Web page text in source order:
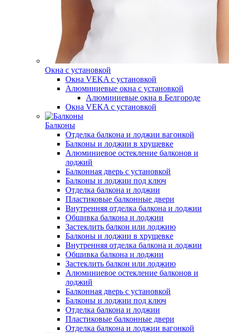
Окна с установкой
Окна VEKA с установкой
Алюминиевые окна с установкой
Алюминиевые окна в Белгороде
Окна VEKA с установкой
Балконы
Отделка балкона и лоджии вагонкой
Балконы и лоджии в хрущевке
Алюминиевое остекление балконов и
лоджий
Балконная дверь с установкой
Балконы и лоджии под ключ
Отделка балкона и лоджии
Пластиковые балконные двери
Внутренняя отделка балкона и лоджии
Обшивка балкона и лоджии
Застеклить балкон или лоджию
Балконы и лоджии в хрущевке
Внутренняя отделка балкона и лоджии
Обшивка балкона и лоджии
Застеклить балкон или лоджию
Алюминиевое остекление балконов и
лоджий
Балконная дверь с установкой
Балконы и лоджии под ключ
Отделка балкона и лоджии
Пластиковые балконные двери
Отделка балкона и лоджии вагонкой